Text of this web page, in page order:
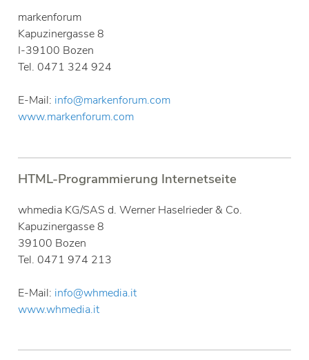
markenforum
Kapuzinergasse 8
I-39100 Bozen
Tel. 0471 324 924
E-Mail: info@markenforum.com
www.markenforum.com
HTML-Programmierung Internetseite
whmedia KG/SAS d. Werner Haselrieder & Co.
Kapuzinergasse 8
39100 Bozen
Tel. 0471 974 213
E-Mail: info@whmedia.it
www.whmedia.it